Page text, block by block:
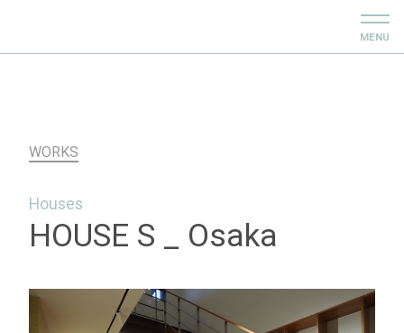
MENU
WORKS
Houses
HOUSE S _ Osaka